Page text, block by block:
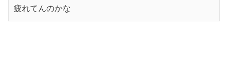
疲れてんのかな